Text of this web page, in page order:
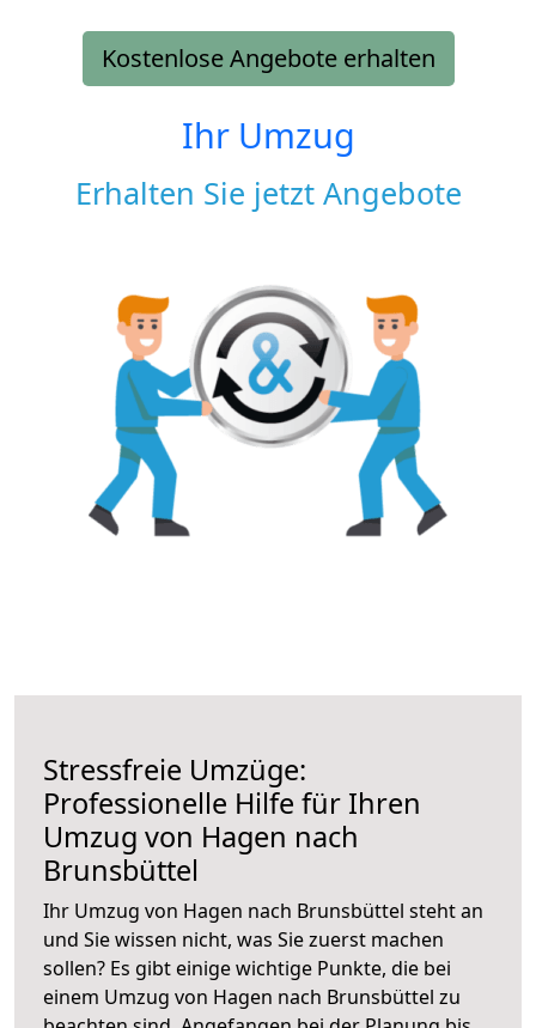
Kostenlose Angebote erhalten
Ihr Umzug
Erhalten Sie jetzt Angebote
Stressfreie Umzüge:
Professionelle Hilfe für Ihren
Umzug von Hagen nach
Brunsbüttel
Ihr Umzug von Hagen nach Brunsbüttel steht an
und Sie wissen nicht, was Sie zuerst machen
sollen? Es gibt einige wichtige Punkte, die bei
einem Umzug von Hagen nach Brunsbüttel zu